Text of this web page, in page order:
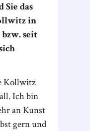
Sie das
in
seit
Kollwitz
Ich bin
an Kunst
gern und